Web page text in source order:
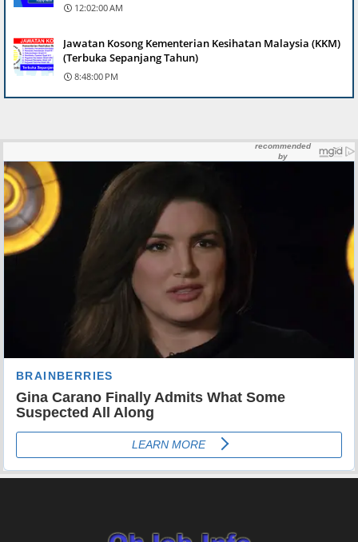
12:02:00 AM
Jawatan Kosong Kementerian Kesihatan Malaysia (KKM)
(Terbuka Sepanjang Tahun)
8:48:00 PM